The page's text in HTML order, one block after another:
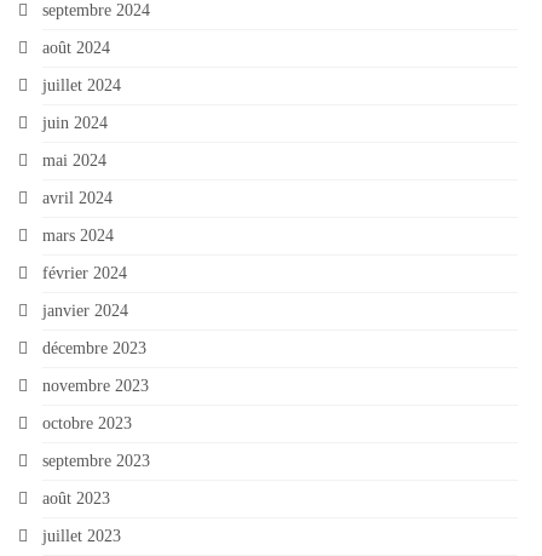
septembre 2024
août 2024
juillet 2024
juin 2024
mai 2024
avril 2024
mars 2024
février 2024
janvier 2024
décembre 2023
novembre 2023
octobre 2023
septembre 2023
août 2023
juillet 2023